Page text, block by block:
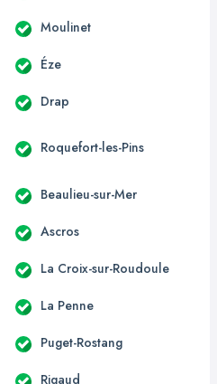
Moulinet
Éze
Drap
Roquefort-les-Pins
Beaulieu-sur-Mer
Ascros
La Croix-sur-Roudoule
La Penne
Puget-Rostang
Rigaud